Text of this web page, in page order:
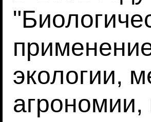
экологии,
агрономии,